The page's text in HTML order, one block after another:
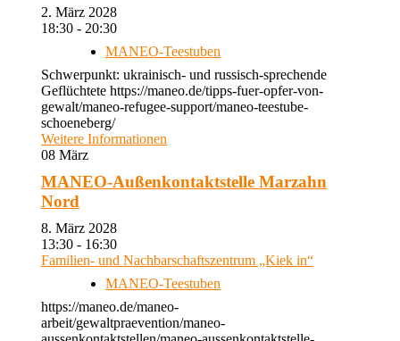
2. März 2028
18:30 - 20:30
MANEO-Teestuben
Schwerpunkt: ukrainisch- und russisch-sprechende
Geflüchtete https://maneo.de/tipps-fuer-opfer-von-
gewalt/maneo-refugee-support/maneo-teestube-
schoeneberg/
Weitere Informationen
08 März
MANEO-Außenkontaktstelle Marzahn
Nord
8. März 2028
13:30 - 16:30
Familien- und Nachbarschaftszentrum „Kiek in“
MANEO-Teestuben
https://maneo.de/maneo-
arbeit/gewaltpraevention/maneo-